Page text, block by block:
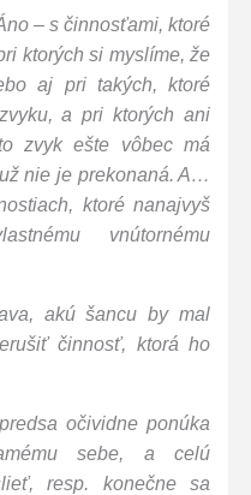
– s činnosťami, ktoré
ktorých si myslíme, že
aj pri takých, ktoré
a pri ktorých ani
zvyk ešte vôbec má
nie je prekonaná. A…
ktoré nanajvyš
vnútornému
akú šancu by mal
činnosť, ktorá ho
očividne ponúka
sebe, a celú
resp. konečne sa